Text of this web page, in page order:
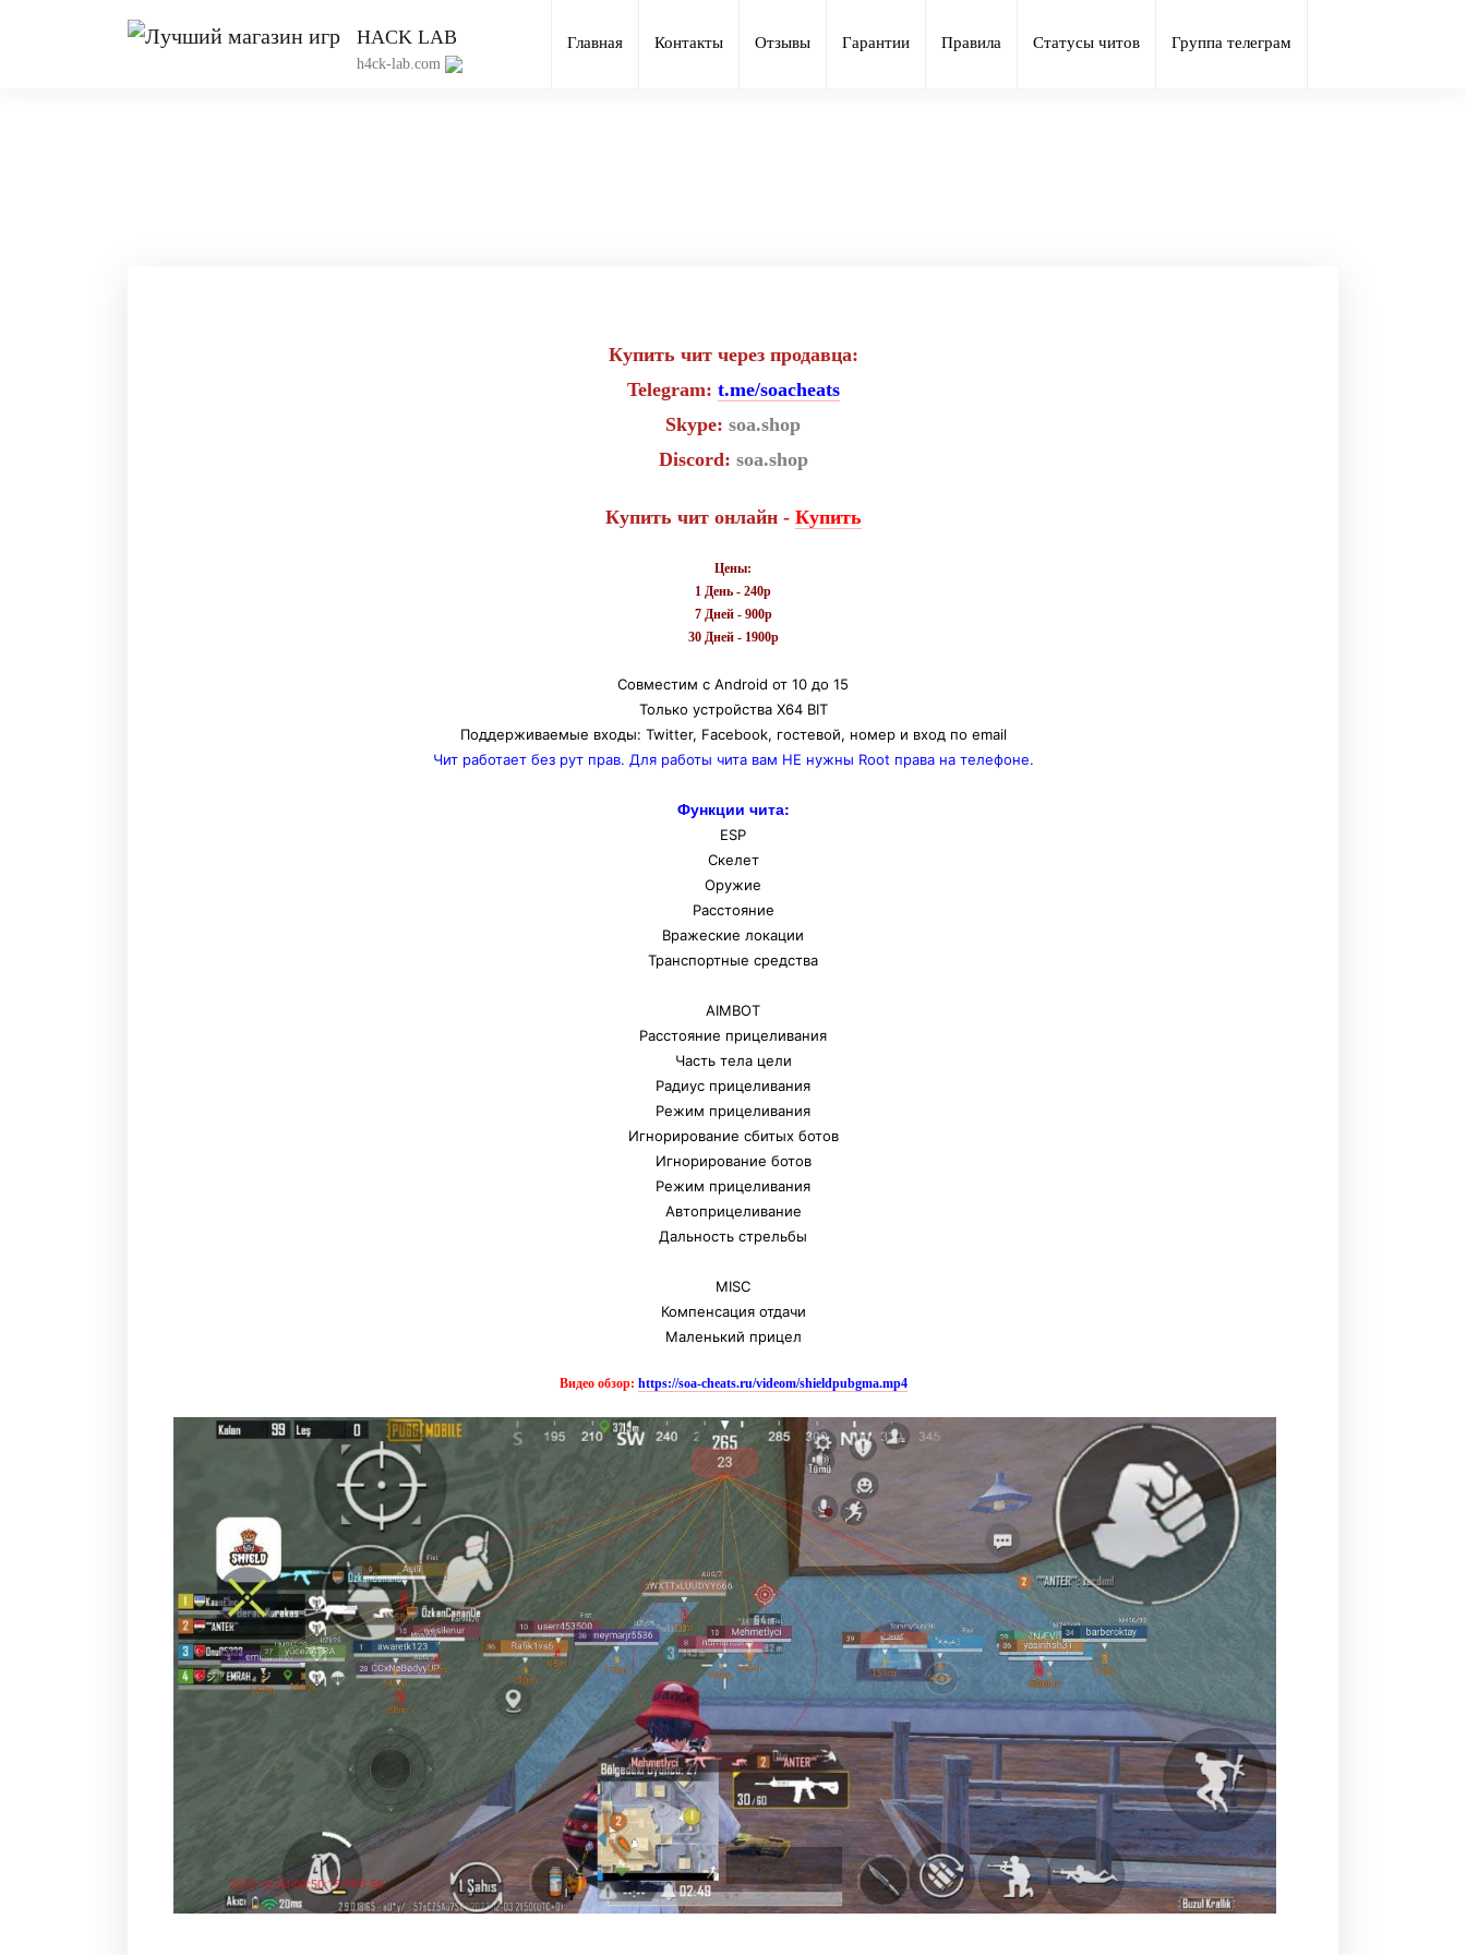
HACK LAB
h4ck-lab.com
Главная Контакты Отзывы Гарантии Правила Статусы читов Группа телеграм
Купить чит через продавца:
Telegram: t.me/soacheats
Skype: soa.shop
Discord: soa.shop
Купить чит онлайн - Купить
Цены:
1 День - 240р
7 Дней - 900р
30 Дней - 1900р
Совместим с Android от 10 до 15
Только устройства Х64 BIT
Поддерживаемые входы: Twitter, Facebook, гостевой, номер и вход по email
Чит работает без рут прав. Для работы чита вам НЕ нужны Root права на телефоне.
Функции чита:
ESP
Скелет
Оружие
Расстояние
Вражеские локации
Транспортные средства
AIMBOT
Расстояние прицеливания
Часть тела цели
Радиус прицеливания
Режим прицеливания
Игнорирование сбитых ботов
Игнорирование ботов
Режим прицеливания
Автоприцеливание
Дальность стрельбы
MISC
Компенсация отдачи
Маленький прицел
Видео обзор: https://soa-cheats.ru/videom/shieldpubgma.mp4